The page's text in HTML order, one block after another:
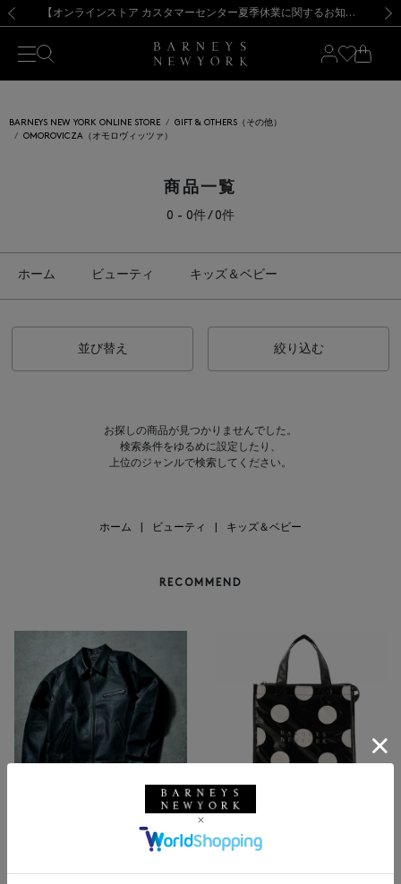
新規登録のお客様も対象！＜MY BARNEYS＞会員のお客様は11,000円（税込）以上のお買上げで常時送料無料！お買い物の際は会員登録を！
【夏季休業に伴う出荷一時停止のお知らせ】(2026.8.7) 【オンラインストア カスタマーセンター夏季休業に関するお知らせ】（2026.8.7）
【夏季休業に伴う返品・交換承り一時停止のお知らせ】（2026.8.5）
熊本県を中心とした地震の影響によるお荷物のお届けについて
【開催中】SUMMER SALEのご案内・ご注意事項 新規登録のお客様も対象！＜MY BARNEYS＞会員のお客様は11,000円（税込）以上のお買上げで常時送料無料！お買い物の際は会員登録を！
【夏季休業に伴う出荷一時停止のお知らせ】(2026.8.7)
BARNEYS NEW YORK ONLINE STORE
GIFT & OTHERS（その他）
OMOROVICZA（オモロヴィッツァ）
商品一覧
0 - 0件 / 0件
ホーム ビューティ キッズ＆ベビー
並び替え 絞り込む
お探しの商品が見つかりませんでした。
検索条件をゆるめに設定したり、
上位のジャンルで検索してください。
ホーム ビューティ キッズ＆ベビー
RECOMMEND
BARNEYS NEW YORK